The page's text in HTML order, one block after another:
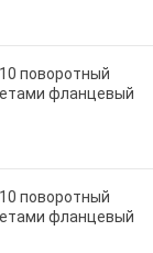
10 поворотный
фланцевый
10 поворотный
фланцевый